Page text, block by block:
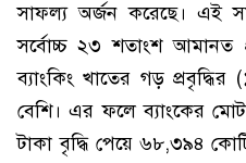
সাফল্য অর্জন করেছে। এই
সর্বোচ্চ ২৩ শতাংশ আমানত
ব্যাংকিং খাতের গড়
বেশি। এর ফলে ব্যাংকের
টাকা বৃদ্ধি পেয়ে ৬৮,৩৯৪